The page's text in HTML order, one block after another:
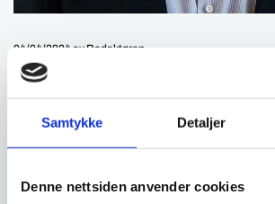
Samtykke Detaljer
Denne nettsiden anvender cookies
04/04/2024 av Redaktøren
Markedsituasjonen og
Mitt navn er Lars Jacob Hiim, jeg er
Innlegget vil handle om situasjonen for